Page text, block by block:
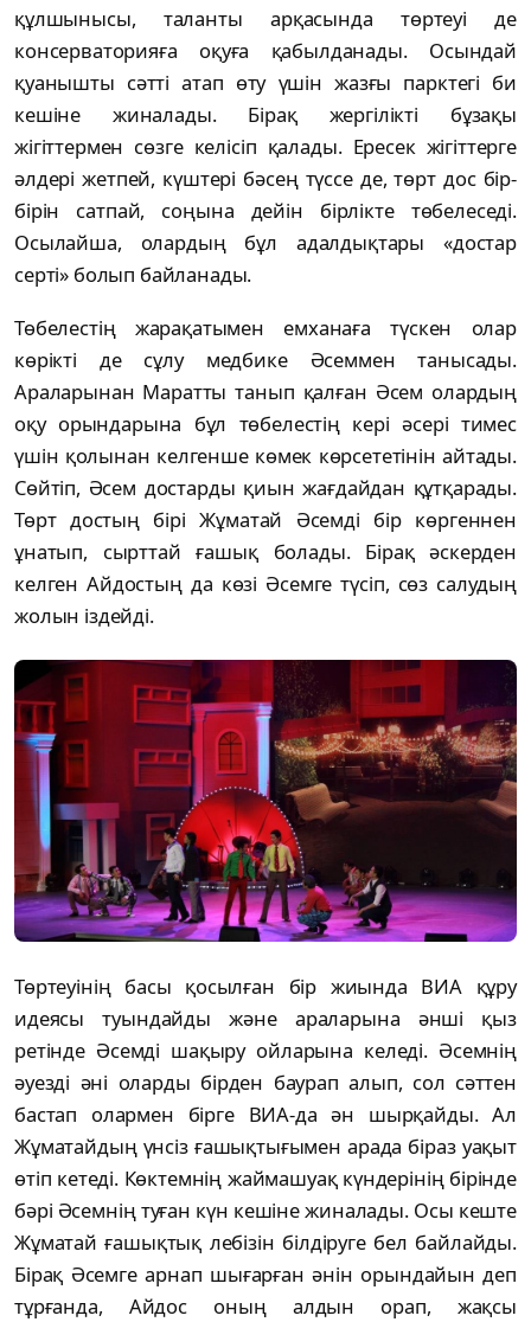
құлшынысы, таланты арқасында төртеуі де
консерваторияға оқуға қабылданады. Осындай
қуанышты сәтті атап өту үшін жазғы парктегі би
кешіне жиналады. Бірақ жергілікті бұзақы
жігіттермен сөзге келісіп қалады. Ересек жігіттерге
әлдері жетпей, күштері бәсең түссе де, төрт дос бір-
бірін сатпай, соңына дейін бірлікте төбелеседі.
Осылайша, олардың бұл адалдықтары «достар
серті» болып байланады.
Төбелестің жарақатымен емханаға түскен олар
көрікті де сұлу медбике Әсеммен танысады.
Араларынан Маратты танып қалған Әсем олардың
оқу орындарына бұл төбелестің кері әсері тимес
үшін қолынан келгенше көмек көрсететінін айтады.
Сөйтіп, Әсем достарды қиын жағдайдан құтқарады.
Төрт достың бірі Жұматай Әсемді бір көргеннен
ұнатып, сырттай ғашық болады. Бірақ әскерден
келген Айдостың да көзі Әсемге түсіп, сөз салудың
жолын іздейді.
Төртеуінің басы қосылған бір жиында ВИА құру
идеясы туындайды және араларына әнші қыз
ретінде Әсемді шақыру ойларына келеді. Әсемнің
әуезді әні оларды бірден баурап алып, сол сәттен
бастап олармен бірге ВИА-да ән шырқайды. Ал
Жұматайдың үнсіз ғашықтығымен арада біраз уақыт
өтіп кетеді. Көктемнің жаймашуақ күндерінің бірінде
бәрі Әсемнің туған күн кешіне жиналады. Осы кеште
Жұматай ғашықтық лебізін білдіруге бел байлайды.
Бірақ Әсемге арнап шығарған әнін орындайын деп
тұрғанда, Айдос оның алдын орап, жақсы